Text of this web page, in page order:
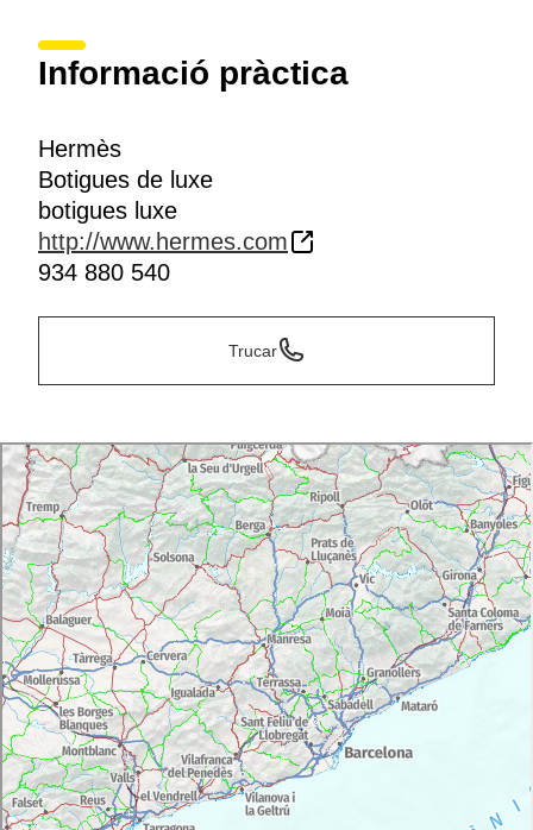
Informació pràctica
Hermès
Botigues de luxe
botigues luxe
http://www.hermes.com
934 880 540
Trucar